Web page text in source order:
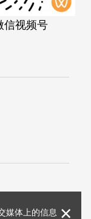
媒体上的信息 ×
信视频号